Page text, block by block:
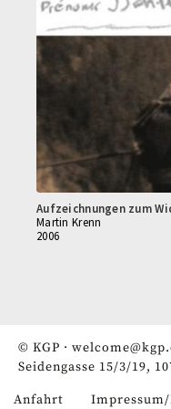
Aufzeichnungen zum
Martin Krenn
2006
© KGP ·
Seidengasse 15/3/19,
Anfahrt